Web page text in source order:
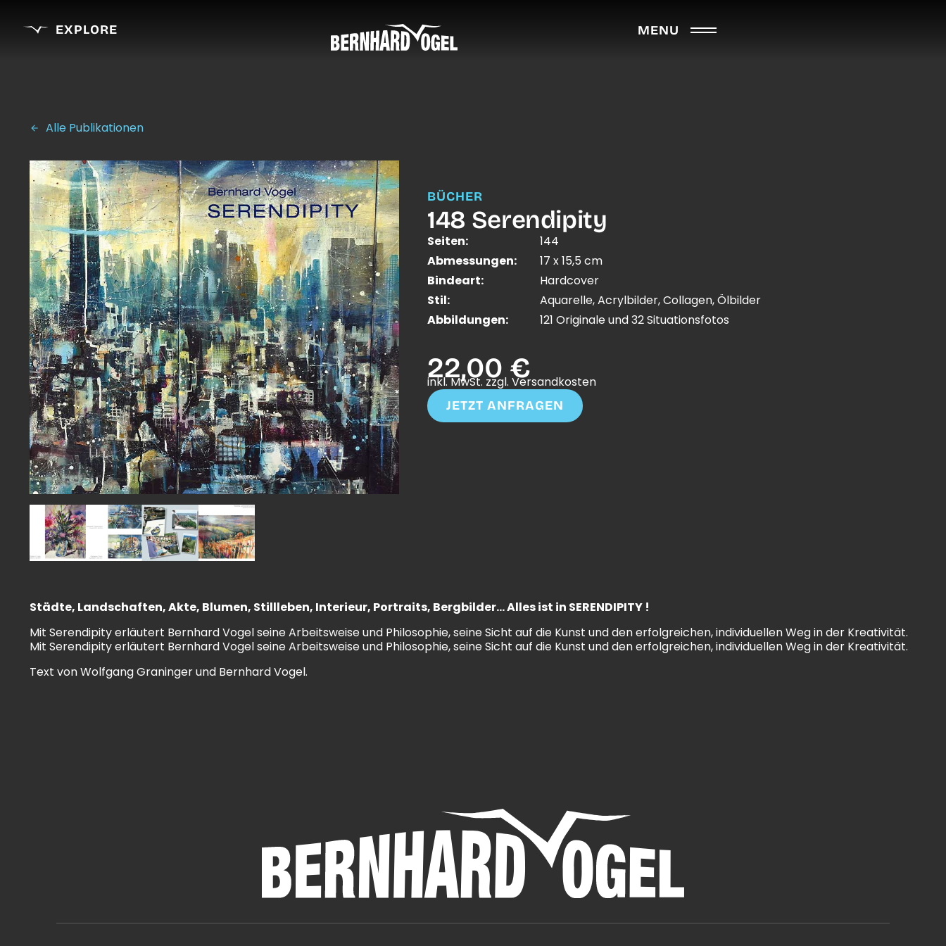
EXPLORE MENU
Alle Publikationen
BÜCHER
148 Serendipity
Seiten:
144
Abmessungen:
17 x 15,5 cm
Bindeart:
Hardcover
Stil:
Aquarelle, Acrylbilder, Collagen, Ölbilder
Abbildungen:
121 Originale und 32 Situationsfotos
22,00 €
inkl. MwSt. zzgl. Versandkosten
JETZT ANFRAGEN
Städte, Landschaften, Akte, Blumen, Stillleben, Interieur, Portraits, Bergbilder… Alles ist in SERENDIPITY !
Mit Serendipity erläutert Bernhard Vogel seine Arbeitsweise und Philosophie, seine Sicht auf die Kunst und den erfolgreichen, individuellen Weg in der Kreativität.
Mit Serendipity erläutert Bernhard Vogel seine Arbeitsweise und Philosophie, seine Sicht auf die Kunst und den erfolgreichen, individuellen Weg in der Kreativität.
Text von Wolfgang Graninger und Bernhard Vogel.